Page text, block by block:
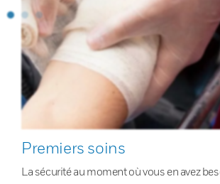
Premiers soins
La sécurité au moment où vous en avez